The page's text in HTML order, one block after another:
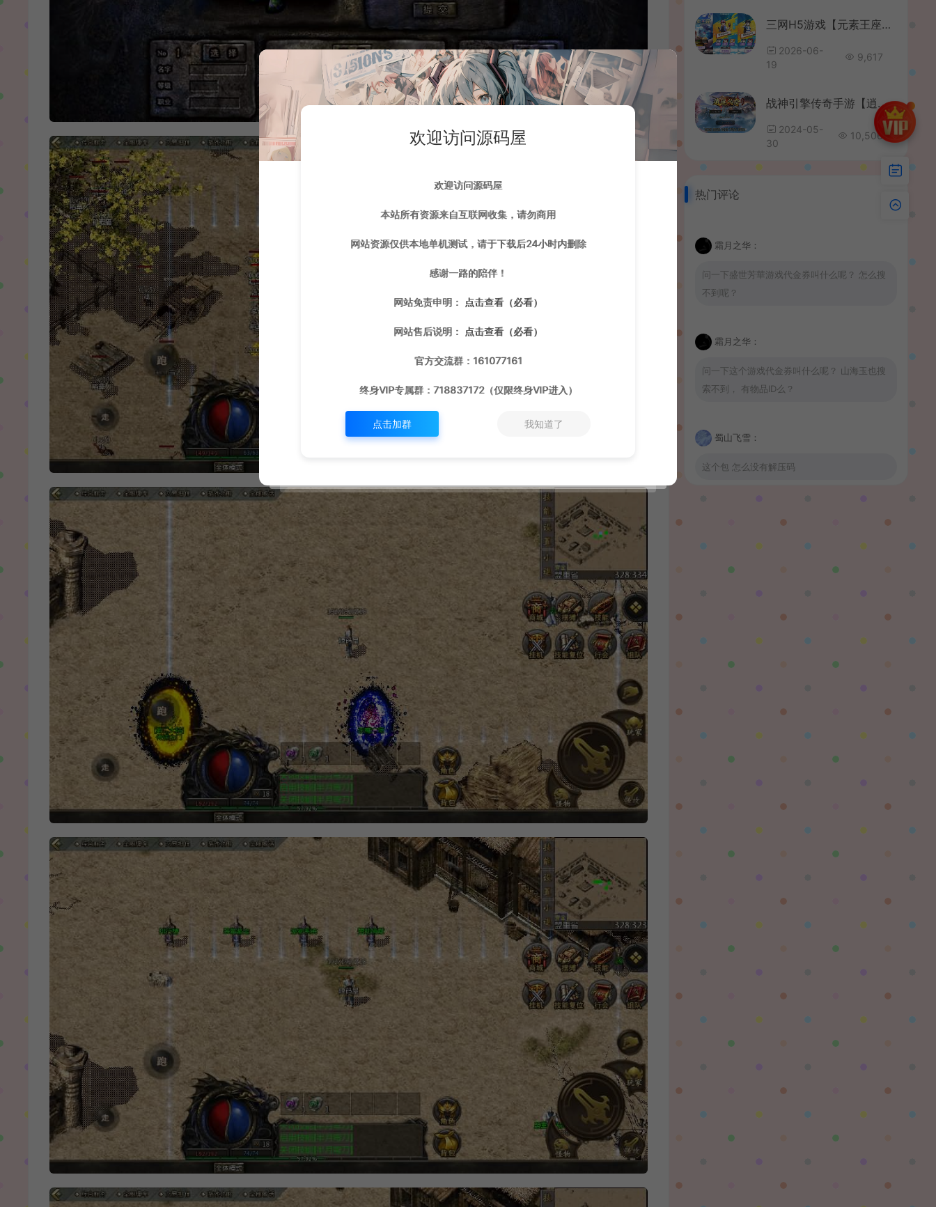
三网H5游戏【元素王座H5平台币内购版】最新整理单机一键即玩镜像端+Linux手工服务端+GM授权后台+平台币后台+简易安卓客户端+详细搭建教程
2026-06-
19
9,617
战神引擎传奇手游【逍遥传奇三职业白猪3.1】最新整理WIN系复古服务端+安卓苹果双端+GM后台+详细搭建教程
2024-05-
30
10,506
热门评论
霜月之华：
问一下盛世芳華游戏代金券叫什么呢？ 怎么搜
不到呢？
霜月之华：
问一下这个游戏代金券叫什么呢？ 山海玉也搜
索不到， 有物品ID么？
蜀山飞雪：
这个包 怎么没有解压码
山海玉
问一下这个游戏代金券叫什么呢？GM后台搜不
到啊
欢迎访问源码屋
欢迎访问源码屋
本站所有资源来自互联网收集，请勿商用
网站资源仅供本地单机测试，请于下载后24小时内删除
感谢一路的陪伴！
网站免责申明： 点击查看（必看）
网站售后说明： 点击查看（必看）
官方交流群：161077161
终身VIP专属群：718837172（仅限终身VIP进入）
点击加群 我知道了